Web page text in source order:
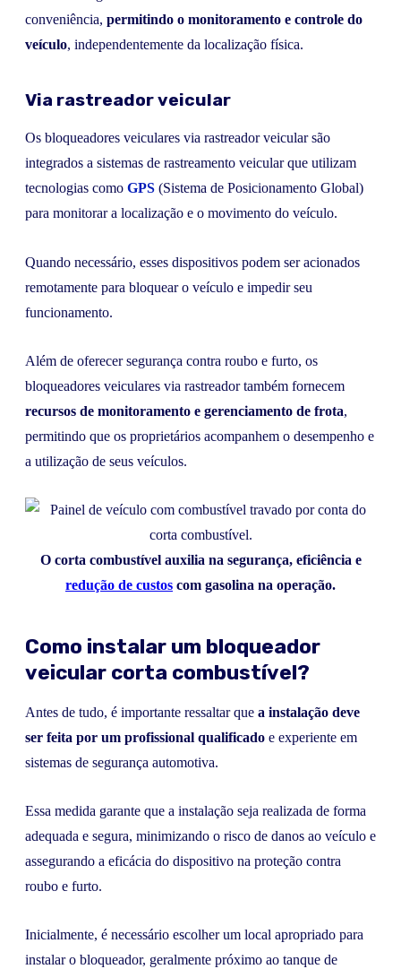
conveniência, permitindo o monitoramento e controle do
veículo, independentemente da localização física.
Via rastreador veicular
Os bloqueadores veiculares via rastreador veicular são
integrados a sistemas de rastreamento veicular que utilizam
tecnologias como GPS (Sistema de Posicionamento Global)
para monitorar a localização e o movimento do veículo.
Quando necessário, esses dispositivos podem ser acionados
remotamente para bloquear o veículo e impedir seu
funcionamento.
Além de oferecer segurança contra roubo e furto, os
bloqueadores veiculares via rastreador também fornecem
recursos de monitoramento e gerenciamento de frota,
permitindo que os proprietários acompanhem o desempenho e
a utilização de seus veículos.
O corta combustível auxilia na segurança, eficiência e
redução de custos com gasolina na operação.
Como instalar um bloqueador
veicular corta combustível?
Antes de tudo, é importante ressaltar que a instalação deve
ser feita por um profissional qualificado e experiente em
sistemas de segurança automotiva.
Essa medida garante que a instalação seja realizada de forma
adequada e segura, minimizando o risco de danos ao veículo e
assegurando a eficácia do dispositivo na proteção contra
roubo e furto.
Inicialmente, é necessário escolher um local apropriado para
instalar o bloqueador, geralmente próximo ao tanque de